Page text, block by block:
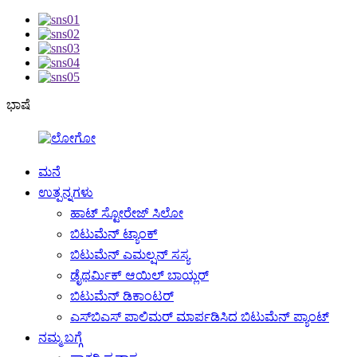
ಭಾಷೆ
ಮನೆ
ಉತ್ಪನ್ನಗಳು
ಹಾಟ್ ಸ್ಟೋರೇಜ್ ಸಿಲೋ
ಬಿಟುಮೆನ್ ಟ್ಯಾಂಕ್
ಬಿಟುಮೆನ್ ಎಮಲ್ಷನ್ ಸಸ್ಯ
ಡೈಥರ್ಮಿಕ್ ಆಯಿಲ್ ಬಾಯ್ಲರ್
ಬಿಟುಮೆನ್ ಡಿಕಾಂಟರ್
ಎಸ್‌ಬಿಎಸ್ ಪಾಲಿಮರ್ ಮಾರ್ಪಡಿಸಿದ ಬಿಟುಮೆನ್ ಪ್ಯಾಂಟ್
ನಮ್ಮ ಬಗ್ಗೆ